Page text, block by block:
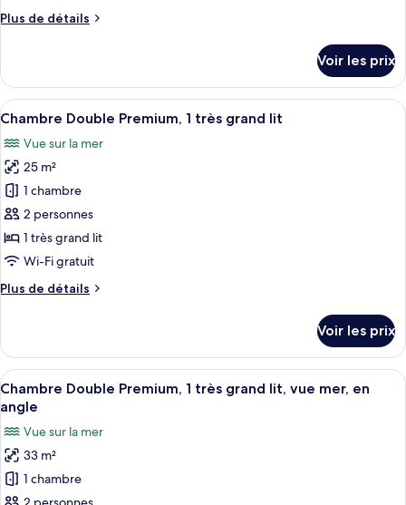
chambre :
très
lit
Plus de détails
Plus
le
type
de
Suite
Junior,
très
grand
lit
Voir les prix
Afficher
toutes
les
photos
pour
ce
type
de
chambre :
Chambre
1
très
grand
Une pièce moderne avec un
1
Chambre Double Premium, 1 très grand lit
Vue sur la mer
25 m²
1 chambre
2 personnes
1 très grand lit
Wi-Fi gratuit
Plus de détails
Plus
le
type
de
chambre
Chambre
Double
Premium,
très
grand
Voir les prix
Afficher
toutes
les
photos
pour
ce
Une pièce moderne avec un
1
Chambre Double Premium, 1 très grand lit, vue mer, en
angle
Vue sur la mer
33 m²
1 chambre